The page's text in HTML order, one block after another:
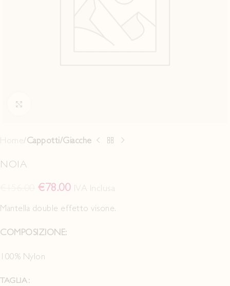
Home Cappotti/Giacche
NOIA
€78.00 IVA Inclusa
Mantella double effetto visone.
COMPOSIZIONE:
100% Nylon
TAGLIA